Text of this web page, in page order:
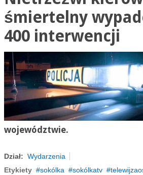
śmiertelny
400 interwencji
województwie.
Dział: Wydarzenia
Etykiety
sokólka sokólkatv